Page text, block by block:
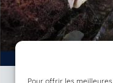
Pour offrir les